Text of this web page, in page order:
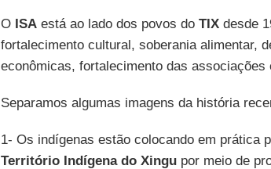
O ISAestá ao lado dos povos do TIXdesde
fortalecimento cultural, soberania alimentar,
econômicas, fortalecimento das
Separamos algumas imagens da história
1- Os indígenas estão colocando em prática
Território Indígena do Xingupor meio de